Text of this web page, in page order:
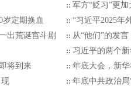
军方“贬习”更加
岁定期换血
“习近平2025年
出荒诞宫斗剧
从“他们”的发
习近平的两个
将到来
年底大会，新
年底中共政治